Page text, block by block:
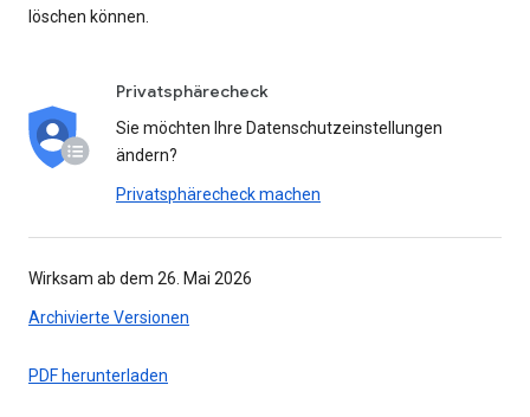
löschen können.
Privatsphärecheck
Sie möchten Ihre Datenschutzeinstellungen
ändern?
Privatsphärecheck machen
Wirksam ab dem 26. Mai 2026
Archivierte Versionen
PDF herunterladen